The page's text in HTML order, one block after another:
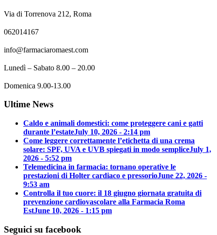
Via di Torrenova 212, Roma
062014167
info@farmaciaromaest.com
Lunedì – Sabato 8.00 – 20.00
Domenica 9.00-13.00
Ultime News
Caldo e animali domestici: come proteggere cani e gatti
durante l’estateJuly 10, 2026 - 2:14 pm
Come leggere correttamente l’etichetta di una crema
solare: SPF, UVA e UVB spiegati in modo sempliceJuly 1,
2026 - 5:52 pm
Telemedicina in farmacia: tornano operative le
prestazioni di Holter cardiaco e pressorioJune 22, 2026 -
9:53 am
Controlla il tuo cuore: il 18 giugno giornata gratuita di
prevenzione cardiovascolare alla Farmacia Roma
EstJune 10, 2026 - 1:15 pm
Seguici su facebook